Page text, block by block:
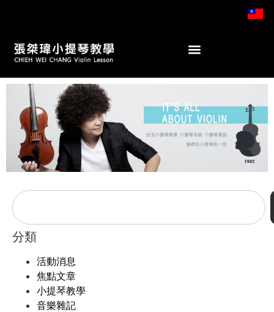
分類
活動消息
焦點文章
小提琴教學
音樂雜記